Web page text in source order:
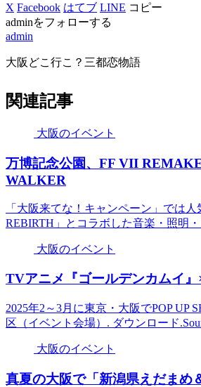
X Facebook はてブ LINE コピー
adminをフォローする
admin
大阪どこ行こ？三都恋物語
関連記事
大阪のイベント
万博記念公園、FF VII
WALKER
「大阪来てな！キャンペーン」では
REBIRTH」とコラボした音楽・照明
大阪のイベント
TVアニメ『ゴールデンカムイ
2025年2～3月に東京・大阪でPOP
区（イベント会場）. ダウンロード
大阪のイベント
真夏の大阪で「新潟県えだまめ